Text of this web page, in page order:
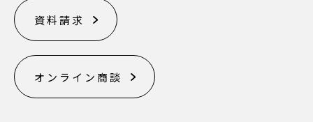
資料請求
オンライン商談